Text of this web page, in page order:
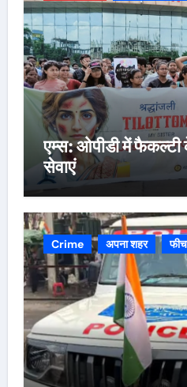
एम्स: ओपीडी में फैकल्टी
सेवाएं
Crime अपना शहर